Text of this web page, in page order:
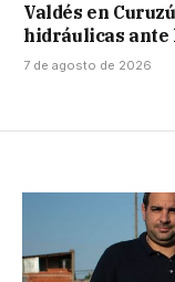
Valdés en
hidráulicas ante
7 de agosto de 2026